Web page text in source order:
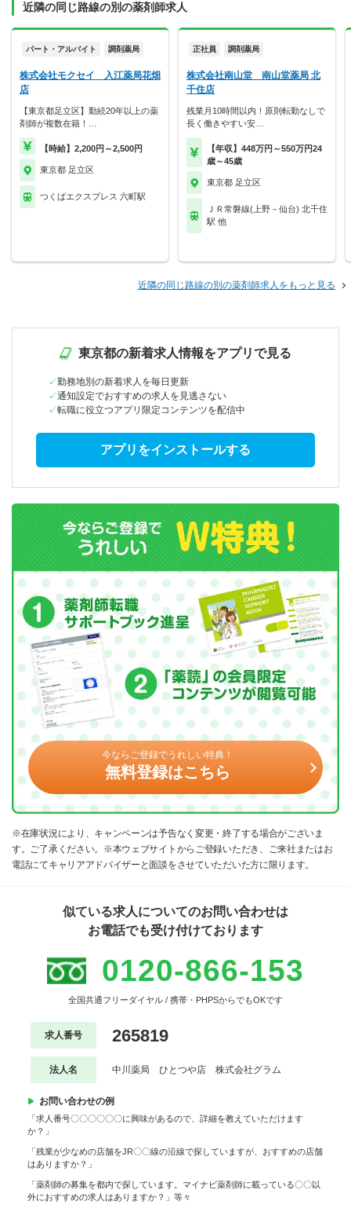
近隣の同じ路線の別の薬剤師求人
パート・アルバイト 調剤薬局
株式会社モクセイ 入江薬局花畑
店
【東京都足立区】勤続20年以上の薬
剤師が複数在籍！…
【時給】2,200円～2,500円
東京都 足立区
つくばエクスプレス 六町駅
正社員 調剤薬局
株式会社南山堂 南山堂薬局 北
千住店
残業月10時間以内！原則転勤なしで
長く働きやすい安…
【年収】448万円～550万円24
歳～45歳
東京都 足立区
ＪＲ常磐線(上野－仙台) 北千住
駅 他
近隣の同じ路線の別の薬剤師求人をもっと見る
東京都の新着求人情報をアプリで見る
勤務地別の新着求人を毎日更新
通知設定でおすすめの求人を見逃さない
転職に役立つアプリ限定コンテンツを配信中
アプリをインストールする
今ならご登録でうれしい特典！
無料登録はこちら
※在庫状況により、キャンペーンは予告なく変更・終了する場合がございま
す。ご了承ください。※本ウェブサイトからご登録いただき、ご来社またはお
電話にてキャリアアドバイザーと面談をさせていただいた方に限ります。
似ている求人についてのお問い合わせは
お電話でも受け付けております
0120-866-153
全国共通フリーダイヤル / 携帯・PHPSからでもOKです
求人番号 265819
法人名 中川薬局 ひとつや店 株式会社グラム
お問い合わせの例
「求人番号〇〇〇〇〇〇に興味があるので、詳細を教えていただけます
か？」
「残業が少なめの店舗をJR〇〇線の沿線で探していますが、おすすめの店舗
はありますか？」
「薬剤師の募集を都内で探しています。マイナビ薬剤師に載っている〇〇以
外におすすめの求人はありますか？」等々